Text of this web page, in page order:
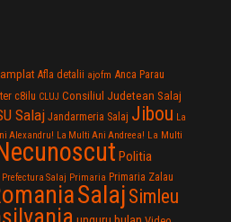
Afla detalii ajofm Anca Parau
c8ilu CLUJ Consiliul Judetean Salaj
Salaj Jandarmeria Salaj Jibou La
Alexandru! La Multi Ani Andreea! La Multi
Politia
Prefectura Salaj Primaria Primaria Zalau
Salaj Simleu